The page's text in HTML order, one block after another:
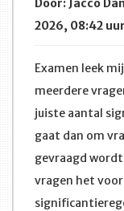
Door: Jacco
2026, 08:42 uur
Examen leek
meerdere
juiste aantal
gaat dan om
gevraagd
vragen het